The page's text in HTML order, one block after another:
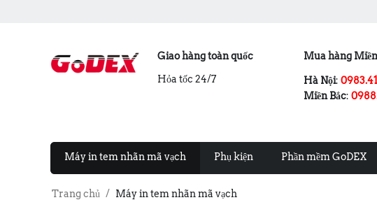
Giao hàng toàn quốc
Hỏa tốc 24/7
Mua hàng
Hà Nội:
Miền Bắc:
Máy in tem nhãn mã vạch Phụ kiện Phần mềm GoDEX
Trang chủ / Máy in tem nhãn mã vạch